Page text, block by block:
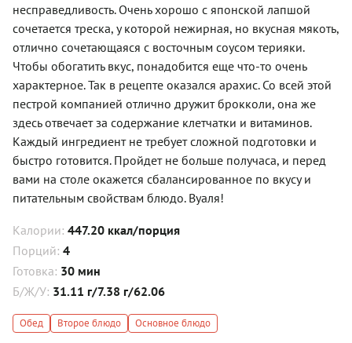
несправедливость. Очень хорошо с японской лапшой
сочетается треска, у которой нежирная, но вкусная мякоть,
отлично сочетающаяся с восточным соусом терияки.
Чтобы обогатить вкус, понадобится еще что-то очень
характерное. Так в рецепте оказался арахис. Со всей этой
пестрой компанией отлично дружит брокколи, она же
здесь отвечает за содержание клетчатки и витаминов.
Каждый ингредиент не требует сложной подготовки и
быстро готовится. Пройдет не больше получаса, и перед
вами на столе окажется сбалансированное по вкусу и
питательным свойствам блюдо. Вуаля!
Калории: 447.20 ккал/порция
Порций: 4
Готовка: 30 мин
Б/Ж/У: 31.11 г/7.38 г/62.06
Обед Второе блюдо Основное блюдо